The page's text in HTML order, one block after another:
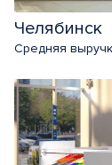
Челябинск
Средняя